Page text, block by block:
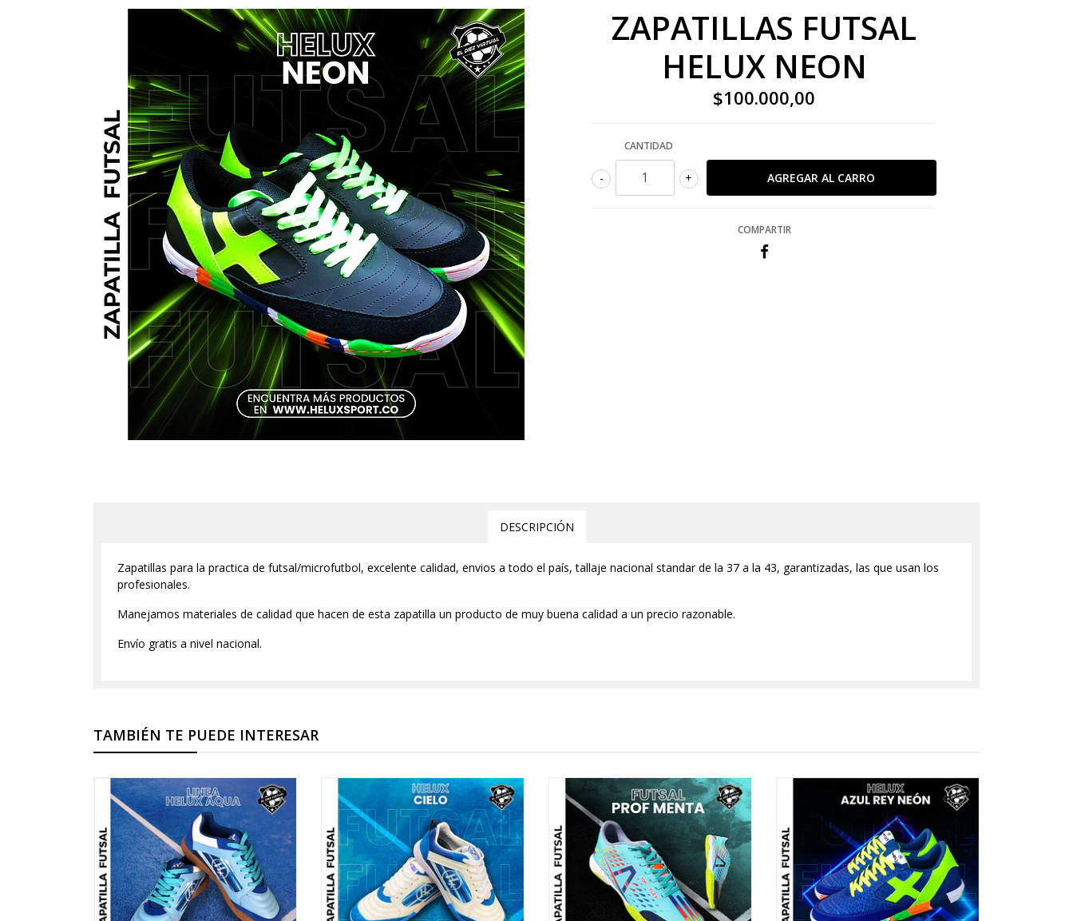
ZAPATILLAS FUTSAL
HELUX NEON
$100.000,00
CANTIDAD
+
-
COMPARTIR
DESCRIPCIÓN
Zapatillas para la practica de futsal/microfutbol, excelente calidad, envios a todo el país, tallaje nacional standar de la 37 a la 43, garantizadas, las que usan los
profesionales.
Manejamos materiales de calidad que hacen de esta zapatilla un producto de muy buena calidad a un precio razonable.
Envío gratis a nivel nacional.
TAMBIÉN TE PUEDE INTERESAR